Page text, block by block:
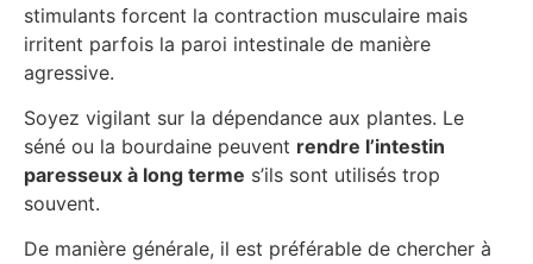
stimulants forcent la contraction musculaire mais
irritent parfois la paroi intestinale de manière
agressive.
Soyez vigilant sur la dépendance aux plantes. Le
séné ou la bourdaine peuvent rendre l’intestin
paresseux à long terme s’ils sont utilisés trop
souvent.
De manière générale, il est préférable de chercher à